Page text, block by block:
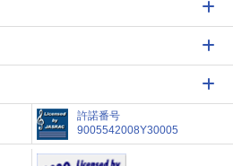
許諾番号
9005542008Y30005